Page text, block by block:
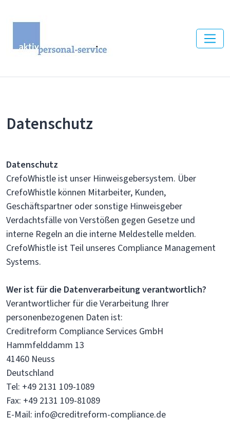
Datenschutz
Datenschutz
CrefoWhistle ist unser Hinweisgebersystem. Über
CrefoWhistle können Mitarbeiter, Kunden,
Geschäftspartner oder sonstige Hinweisgeber
Verdachtsfälle von Verstößen gegen Gesetze und
interne Regeln an die interne Meldestelle melden.
CrefoWhistle ist Teil unseres Compliance Management
Systems.
Wer ist für die Datenverarbeitung verantwortlich?
Verantwortlicher für die Verarbeitung Ihrer
personenbezogenen Daten ist:
Creditreform Compliance Services GmbH
Hammfelddamm 13
41460 Neuss
Deutschland
Tel: +49 2131 109-1089
Fax: +49 2131 109-81089
E-Mail: info@creditreform-compliance.de